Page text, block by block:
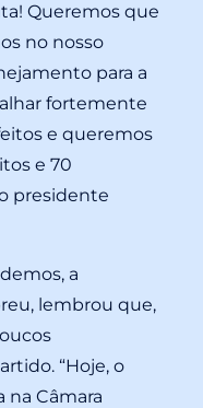
Queremos que
no nosso
para a
fortemente
e queremos
e 70
presidente
a
lembrou que,
“Hoje, o
na Câmara